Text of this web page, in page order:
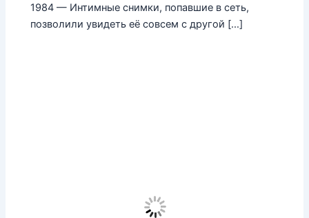
1984 — Интимные снимки, попавшие в сеть,
позволили увидеть её совсем с другой […]